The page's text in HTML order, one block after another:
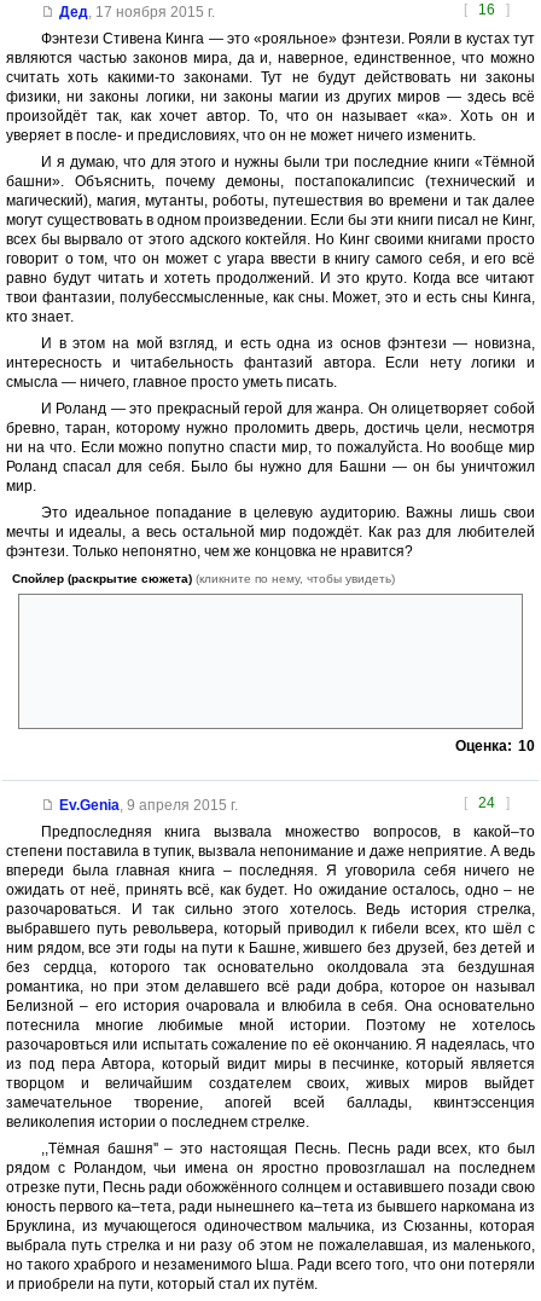
[ 16 ]
Дед, 17 ноября 2015 г.
Фэнтези Стивена Кинга — это «рояльное» фэнтези. Рояли в кустах тут
являются частью законов мира, да и, наверное, единственное, что можно
считать хоть какими-то законами. Тут не будут действовать ни законы
физики, ни законы логики, ни законы магии из других миров — здесь всё
произойдёт так, как хочет автор. То, что он называет «ка». Хоть он и
уверяет в после- и предисловиях, что он не может ничего изменить.
И я думаю, что для этого и нужны были три последние книги «Тёмной
башни». Объяснить, почему демоны, постапокалипсис (технический и
магический), магия, мутанты, роботы, путешествия во времени и так далее
могут существовать в одном произведении. Если бы эти книги писал не Кинг,
всех бы вырвало от этого адского коктейля. Но Кинг своими книгами просто
говорит о том, что он может с угара ввести в книгу самого себя, и его всё
равно будут читать и хотеть продолжений. И это круто. Когда все читают
твои фантазии, полубессмысленные, как сны. Может, это и есть сны Кинга,
кто знает.
И в этом на мой взгляд, и есть одна из основ фэнтези — новизна,
интересность и читабельность фантазий автора. Если нету логики и
смысла — ничего, главное просто уметь писать.
И Роланд — это прекрасный герой для жанра. Он олицетворяет собой
бревно, таран, которому нужно проломить дверь, достичь цели, несмотря
ни на что. Если можно попутно спасти мир, то пожалуйста. Но вообще мир
Роланд спасал для себя. Было бы нужно для Башни — он бы уничтожил
мир.
Это идеальное попадание в целевую аудиторию. Важны лишь свои
мечты и идеалы, а весь остальной мир подождёт. Как раз для любителей
фэнтези. Только непонятно, чем же концовка не нравится?
Спойлер (раскрытие сюжета) (кликните по нему, чтобы увидеть)
Оценка: 10
[ 24 ]
Ev.Genia, 9 апреля 2015 г.
Предпоследняя книга вызвала множество вопросов, в какой–то
степени поставила в тупик, вызвала непонимание и даже неприятие. А ведь
впереди была главная книга – последняя. Я уговорила себя ничего не
ожидать от неё, принять всё, как будет. Но ожидание осталось, одно – не
разочароваться. И так сильно этого хотелось. Ведь история стрелка,
выбравшего путь револьвера, который приводил к гибели всех, кто шёл с
ним рядом, все эти годы на пути к Башне, жившего без друзей, без детей и
без сердца, которого так основательно околдовала эта бездушная
романтика, но при этом делавшего всё ради добра, которое он называл
Белизной – его история очаровала и влюбила в себя. Она основательно
потеснила многие любимые мной истории. Поэтому не хотелось
разочаровться или испытать сожаление по её окончанию. Я надеялась, что
из под пера Автора, который видит миры в песчинке, который является
творцом и величайшим создателем своих, живых миров выйдет
замечательное творение, апогей всей баллады, квинтэссенция
великолепия истории о последнем стрелке.
,,Тёмная башня'' – это настоящая Песнь. Песнь ради всех, кто был
рядом с Роландом, чьи имена он яростно провозглашал на последнем
отрезке пути, Песнь ради обожжённого солнцем и оставившего позади свою
юность первого ка–тета, ради нынешнего ка–тета из бывшего наркомана из
Бруклина, из мучающегося одиночеством мальчика, из Сюзанны, которая
выбрала путь стрелка и ни разу об этом не пожалелавшая, из маленького,
но такого храброго и незаменимого Ыша. Ради всего того, что они потеряли
и приобрели на пути, который стал их путём.